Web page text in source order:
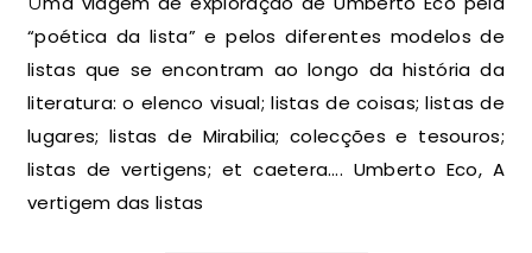
“poética da lista” e pelos diferentes modelos de
listas que se encontram ao longo da história da
literatura: o elenco visual; listas de coisas; listas de
lugares; listas de Mirabilia; colecções e tesouros;
listas de vertigens; et caetera…. Umberto Eco, A
vertigem das listas